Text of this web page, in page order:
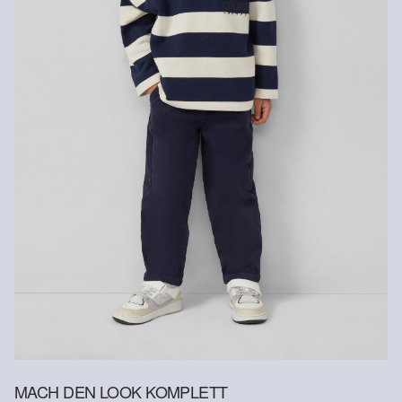
Rückerstattungsbetrag abgezogen.
Gastkunden können ihre Artikel innerhalb von 14 Tagen nach
Erhalt der Ware an uns zurückschicken. Fashion Card und VIP
Kunden haben nach Erhalt der Ware 30 Tage Zeit, um ihre Artikel
an uns zurückzusenden.
Weitere Informationen sind unserer „ Hilfe & FAQ
Deine Retoure kannst du HIERonline anmelden.
MACH DEN LOOK KOMPLETT